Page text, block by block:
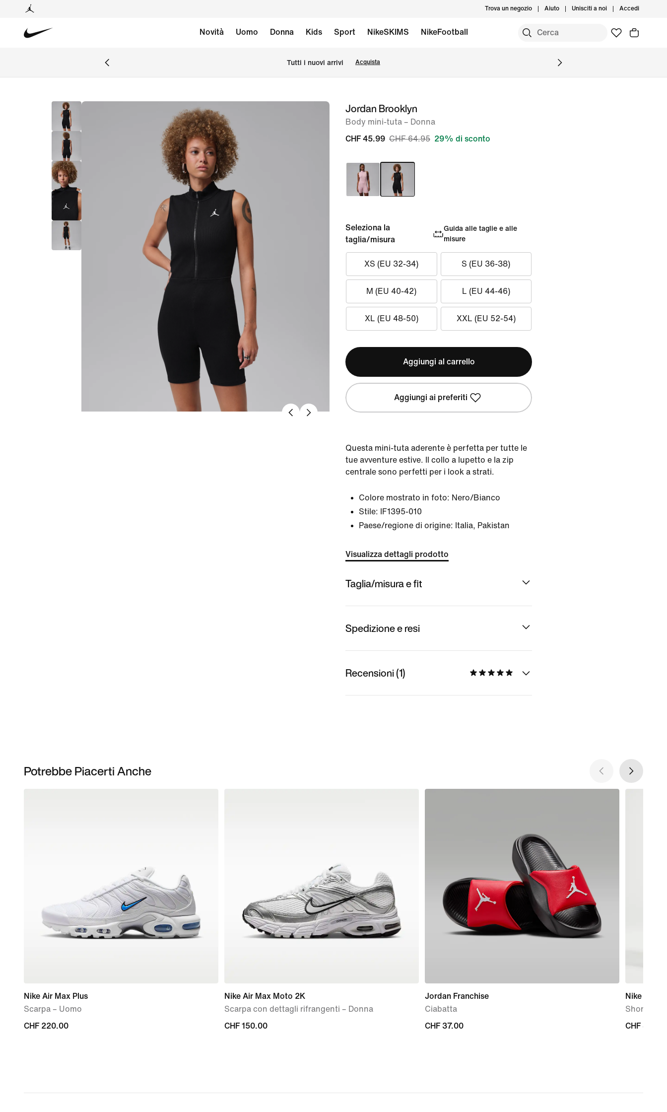
Trova un negozio Aiuto Unisciti a noi Accedi
Novità Uomo Donna Kids Sport NikeSKIMS NikeFootball
Tutti i nuovi arrivi Acquista
immagine
Jordan Brooklyn
Body mini-tuta – Donna
CHF 45.99 CHF 64.95 29% di sconto
Seleziona la
taglia/misura
Guida alle taglie e alle
misure
XS (EU 32-34) S (EU 36-38)
M (EU 40-42) L (EU 44-46)
XL (EU 48-50) XXL (EU 52-54)
Aggiungi al carrello
Aggiungi ai preferiti
Questa mini-tuta aderente è perfetta per tutte le
tue avventure estive. Il collo a lupetto e la zip
centrale sono perfetti per i look a strati.
Colore mostrato in foto: Nero/Bianco
Stile:
IF1395-010
Paese/regione di origine: Italia, Pakistan
Visualizza dettagli prodotto
Taglia/misura e fit
Spedizione e resi
Recensioni (1)
Potrebbe Piacerti Anche
Nike Air Max Plus
Scarpa – Uomo
CHF
CHF 220.00
Nike Air Max Moto 2K
Scarpa con dettagli rifrangenti – Donna
CHF
CHF 150.00
Jordan Franchise
Ciabatta
CHF
CHF 37.00
Nike Tech
Shorts in
CHF
CHF 80.00